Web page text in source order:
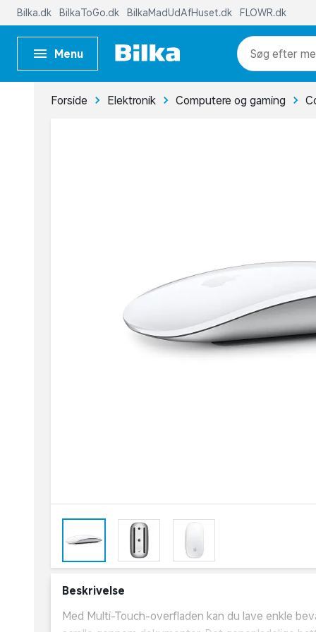
Bilka.dk BilkaToGo.dk BilkaMadUdAfHuset.dk FLOWR.dk
Menu
Forside Elektronik Computere og gaming
Beskrivelse
Med Multi-Touch-overfladen kan du lave enkle